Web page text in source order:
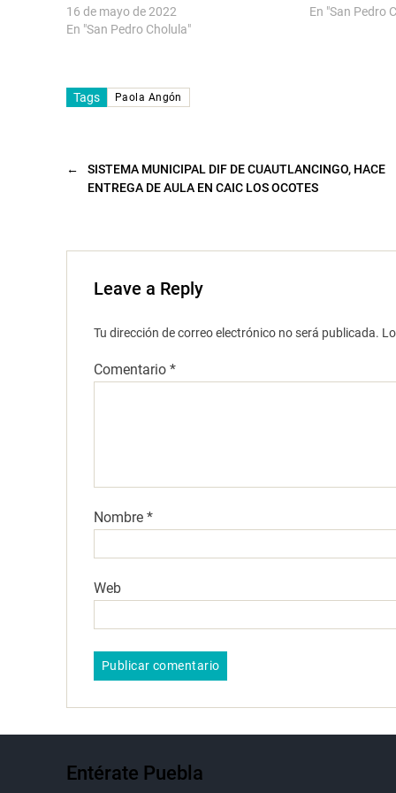
a
)
n
u
n
t
a
n
v
a
)
16 de mayo de 2022
En "San Pedro Cholula"
En "San Pedro
Tags Paola Angón
←
SISTEMA MUNICIPAL DIF DE CUAUTLANCINGO, HACE
ENTREGA DE AULA EN CAIC LOS OCOTES
Leave a Reply
Tu dirección de correo electrónico no será publicada.
Comentario *
Nombre *
Web
Entérate Puebla